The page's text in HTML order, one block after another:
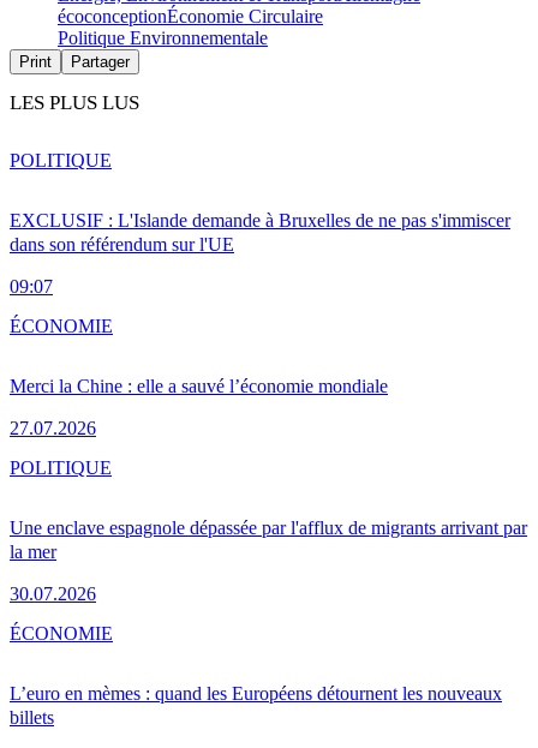
écoconceptionÉconomie Circulaire
Politique Environnementale
Print Partager
LES PLUS LUS
EXCLUSIF : L'Islande demande à Bruxelles de ne pas s'immiscer
dans son référendum sur l'UE
09:07
POLITIQUE
Merci la Chine : elle a sauvé l’économie mondiale
27.07.2026
ÉCONOMIE
Une enclave espagnole dépassée par l'afflux de migrants arrivant par
la mer
30.07.2026
POLITIQUE
L’euro en mèmes : quand les Européens détournent les nouveaux
billets
ÉCONOMIE